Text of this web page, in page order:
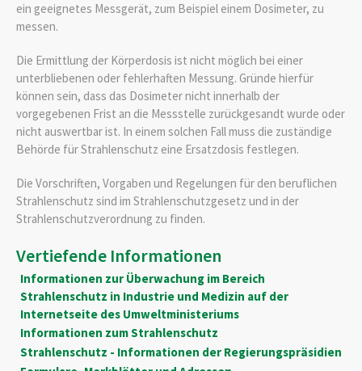
ein geeignetes Messgerät, zum Beispiel einem Dosimeter, zu
messen.
Die Ermittlung der Körperdosis ist nicht möglich bei einer
unterbliebenen oder fehlerhaften Messung. Gründe hierfür
können sein, dass das Dosimeter nicht innerhalb der
vorgegebenen Frist an die Messstelle zurückgesandt wurde oder
nicht auswertbar ist. In einem solchen Fall muss die zuständige
Behörde für Strahlenschutz eine Ersatzdosis festlegen.
Die Vorschriften, Vorgaben und Regelungen für den beruflichen
Strahlenschutz sind im Strahlenschutzgesetz und in der
Strahlenschutzverordnung zu finden.
Vertiefende Informationen
Informationen zur Überwachung im Bereich
Strahlenschutz in Industrie und Medizin auf der
Internetseite des Umweltministeriums
Informationen zum Strahlenschutz
Strahlenschutz - Informationen der Regierungspräsidien